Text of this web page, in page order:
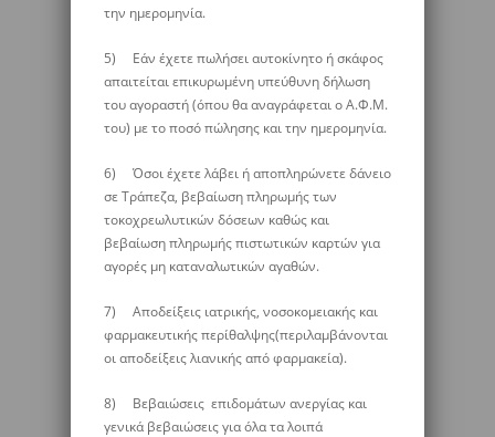
την ημερομηνία.
5) Εάν έχετε πωλήσει αυτοκίνητο ή σκάφος
απαιτείται επικυρωμένη υπεύθυνη δήλωση
του αγοραστή (όπου θα αναγράφεται ο Α.Φ.Μ.
του) με το ποσό πώλησης και την ημερομηνία.
6) Όσοι έχετε λάβει ή αποπληρώνετε δάνειο
σε Τράπεζα, βεβαίωση πληρωμής των
τοκοχρεωλυτικών δόσεων καθώς και
βεβαίωση πληρωμής πιστωτικών καρτών για
αγορές μη καταναλωτικών αγαθών.
7) Αποδείξεις ιατρικής, νοσοκομειακής και
φαρμακευτικής περίθαλψης(περιλαμβάνονται
οι αποδείξεις λιανικής από φαρμακεία).
8) Βεβαιώσεις επιδομάτων ανεργίας και
γενικά βεβαιώσεις για όλα τα λοιπά